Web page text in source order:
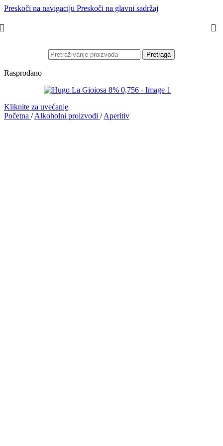
Preskoči na navigaciju Preskoči na glavni sadržaj
Pretraga
Rasprodano
Kliknite za uvećanje
Početna / Alkoholni proizvodi / Aperitiv